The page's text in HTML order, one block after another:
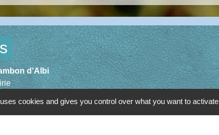
d'Albi
cookies and gives you control over what you want to activate